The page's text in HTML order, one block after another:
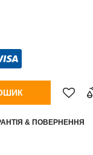
& ПОВЕРНЕННЯ